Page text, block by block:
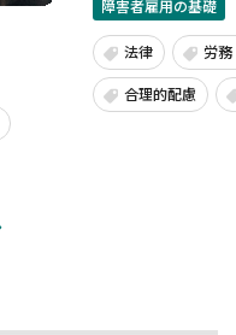
障害者雇用の基礎
法律 労
合理的配慮